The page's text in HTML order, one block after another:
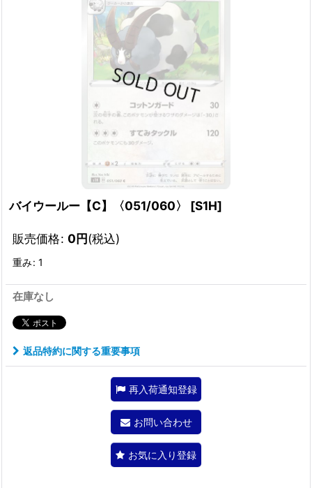
バイウールー【C】〈051/060〉 [S1H]
販売価格: 0円(税込)
重み: 1
在庫なし
返品特約に関する重要事項
再入荷通知登録
お問い合わせ
お気に入り登録